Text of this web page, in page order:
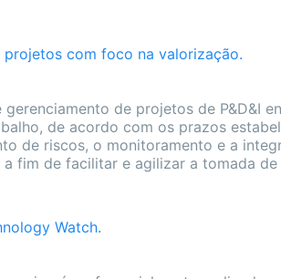
projetos com foco na valorização.
gerenciamento de projetos de P&D&I
de acordo com os prazos
de riscos, o monitoramento e a
a fim de facilitar e agilizar a tomada de
Watch.